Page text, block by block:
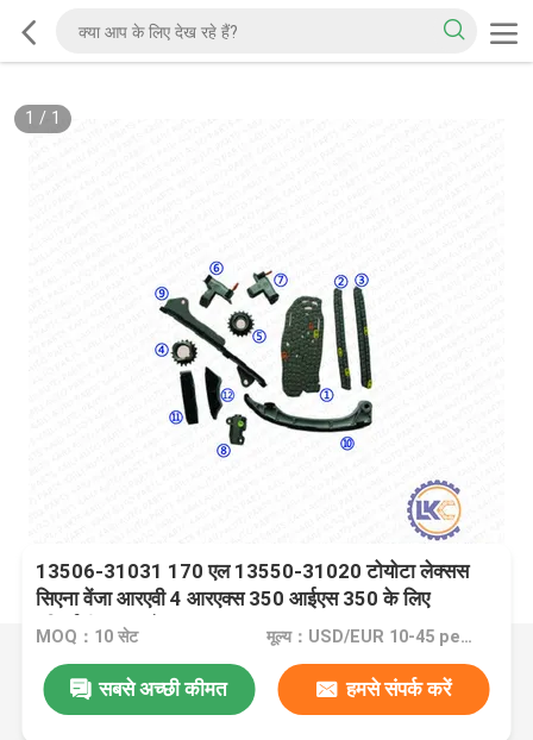
1 / 1
13506-31031 170 एल 13550-31020 टोयोटा लेक्सस
सिएना वेंजा आरएवी 4 आरएक्स 350 आईएस 350 के लिए
परिवर्तनीय समय बेल्ट
MOQ：10 सेट मूल्य：USD/EUR 10-45 per set
सबसे अच्छी कीमत हमसे संपर्क करें